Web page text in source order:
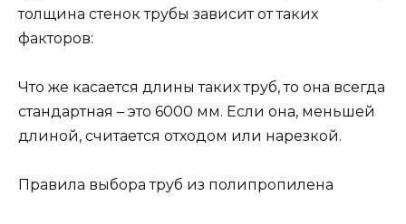
толщина стенок трубы зависит от таких
факторов:
Что же касается длины таких труб, то она всегда
стандартная – это 6000 мм. Если она, меньшей
длиной, считается отходом или нарезкой.
Правила выбора труб из полипропилена